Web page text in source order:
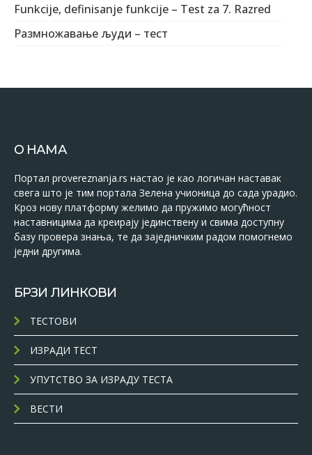
Funkcije, definisanje funkcije – Test za 7. Razred
Размножавање људи – тест
О НАМА
Портал provereznanja.rs настао је као логичан наставак
свега што је тим портала Зелена учионица до сада урадио.
Кроз нову платформу желимо да пружимо могућност
наставницима да креирају јединствену и свима доступну
базу провера знања, те да заједничким радом помогнемо
једни другима.
БРЗИ ЛИНКОВИ
ТЕСТОВИ
ИЗРАДИ ТЕСТ
УПУТСТВО ЗА ИЗРАДУ ТЕСТА
ВЕСТИ